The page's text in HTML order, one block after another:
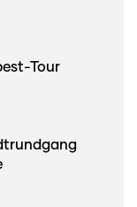
Tour